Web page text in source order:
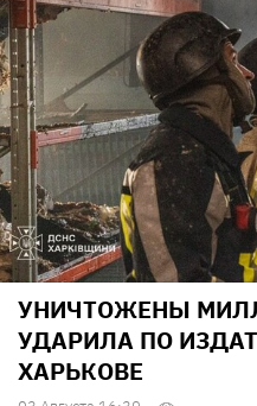
УНИЧТОЖЕНЫ
УДАРИЛА ПО
ХАРЬКОВЕ